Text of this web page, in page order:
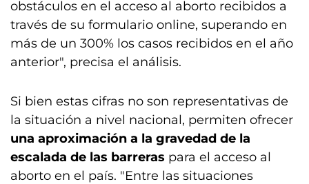
obstáculos en el acceso al aborto recibidos a
través de su formulario online, superando en
más de un 300% los casos recibidos en el año
anterior", precisa el análisis.
Si bien estas cifras no son representativas de
la situación a nivel nacional, permiten ofrecer
una aproximación a la gravedad de la
escalada de las barreras para el acceso al
aborto en el país. "Entre las situaciones